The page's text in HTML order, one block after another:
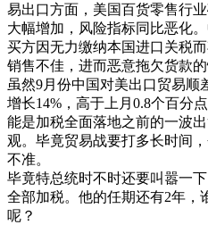
易出口方面，美国百货零售行
大幅增加，风险指标同比恶化
买方因无力缴纳本国进口关税
销售不佳，进而恶意拖欠货款的
虽然9月份中国对美出口贸易顺
增长14%，高于上月0.8个百分
能是加税全面落地之前的一波
观。毕竟贸易战要打多长时间
不准。
毕竟特总统时不时还要叫嚣一
全部加税。他的任期还有2年，
呢？